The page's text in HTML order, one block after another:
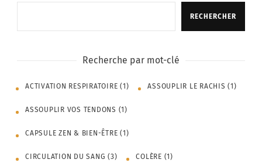
RECHERCHER
Recherche par mot-clé
ACTIVATION RESPIRATOIRE (1) ASSOUPLIR LE RACHIS (1)
ASSOUPLIR VOS TENDONS (1)
CAPSULE ZEN & BIEN-ÊTRE (1)
CIRCULATION DU SANG (3) COLÈRE (1)